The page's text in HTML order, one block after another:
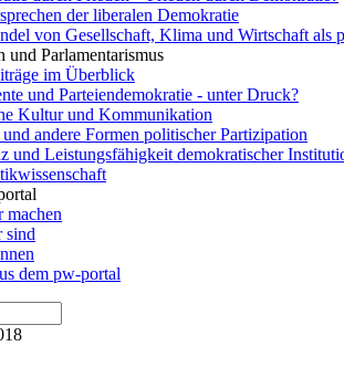
der liberalen Demokratie
von Gesellschaft, Klima und Wirtschaft als
und Parlamentarismus
im Überblick
und Parteiendemokratie - unter Druck?
Kultur und Kommunikation
andere Formen politischer Partizipation
und Leistungsfähigkeit demokratischer
machen
sind
dem pw-portal